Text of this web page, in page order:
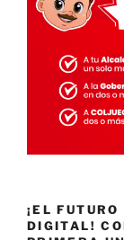
¡EL
DIGITAL!